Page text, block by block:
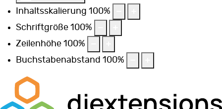
Inhaltsskalierung 100%
Schriftgröße 100%
Zeilenhöhe 100%
Buchstabenabstand 100%